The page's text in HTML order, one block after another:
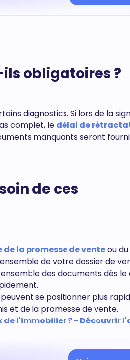
obligatoires ?
diagnostics. Si lors de la
complet, le délai de
manquants seront
de ces
la promesse de venteou du
de votre dossier de
des documents dès le
se positionner plus
et de la promesse de vente.
de l'immobilier ? - Découvrir